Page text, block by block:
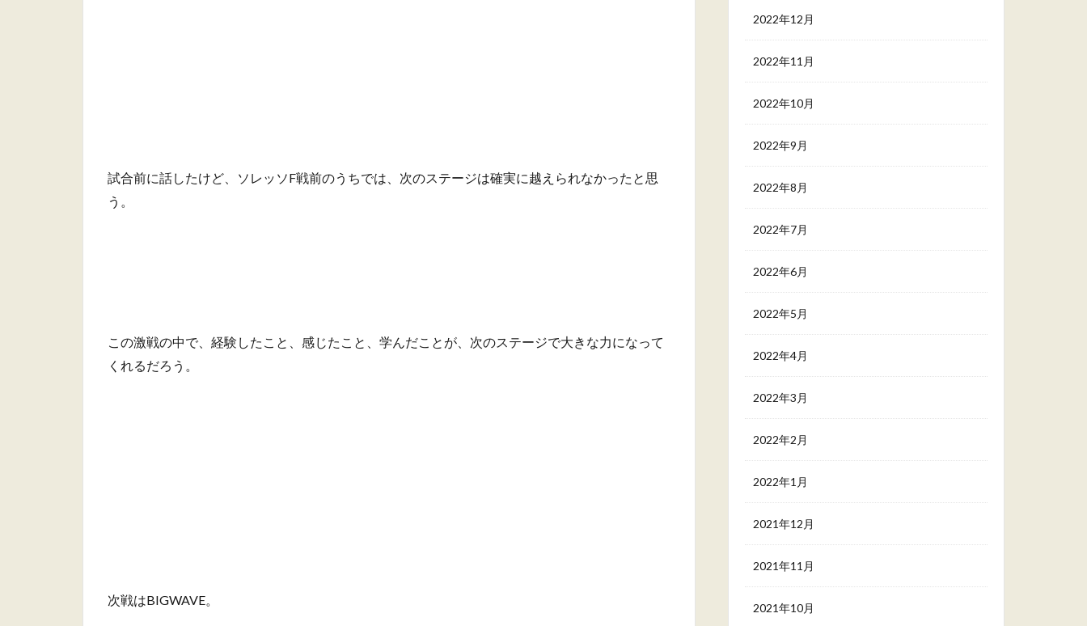
試合前に話したけど、ソレッソF戦前のうちでは、次のステージは確実に越えられなかったと思
う。
この激戦の中で、経験したこと、感じたこと、学んだことが、次のステージで大きな力になって
くれるだろう。
次戦はBIGWAVE。
2022年12月
2022年11月
2022年10月
2022年9月
2022年8月
2022年7月
2022年6月
2022年5月
2022年4月
2022年3月
2022年2月
2022年1月
2021年12月
2021年11月
2021年10月